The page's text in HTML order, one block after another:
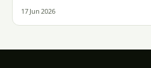
17 Jun 2026